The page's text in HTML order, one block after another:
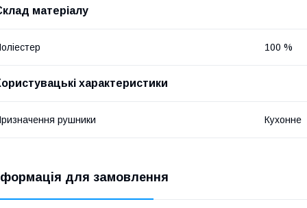
матеріалу
100 %
характеристики
рушники Кухонне
для замовлення